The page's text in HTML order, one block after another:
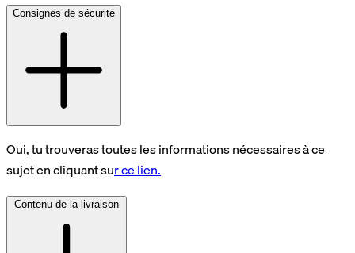
Consignes de sécurité
Oui, tu trouveras toutes les informations nécessaires à ce
sujet en cliquant sur ce lien.